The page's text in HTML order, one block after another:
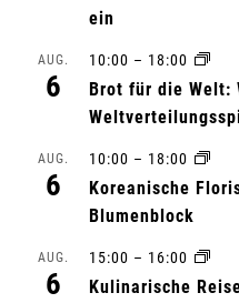
ein
AUG.
6
10:00 – 18:00
Brot für die Welt:
AUG.
6
10:00 – 18:00
Koreanische
Blumenblock
AUG.
6
15:00 – 16:00
Kulinarische